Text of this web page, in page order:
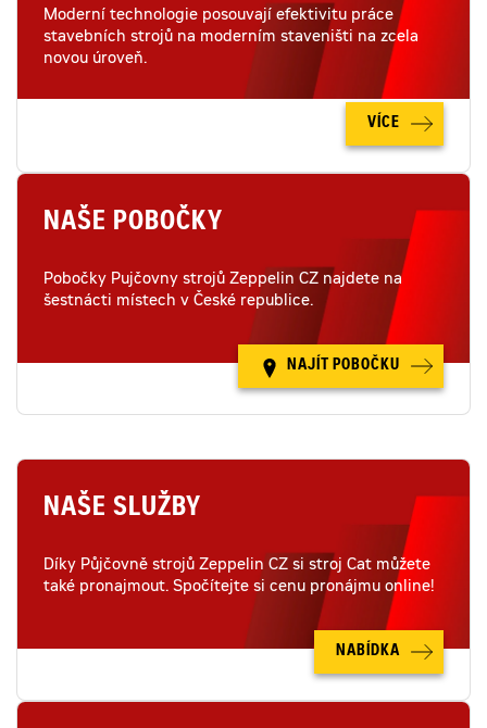
Moderní technologie posouvají efektivitu práce
stavebních strojů na moderním staveništi na zcela
novou úroveň.
VÍCE
NAŠE POBOČKY
Pobočky Pujčovny strojů Zeppelin CZ najdete na
šestnácti místech v České republice.
NAJÍT POBOČKU
NAŠE SLUŽBY
Díky Půjčovně strojů Zeppelin CZ si stroj Cat můžete
také pronajmout. Spočítejte si cenu pronájmu online!
NABÍDKA